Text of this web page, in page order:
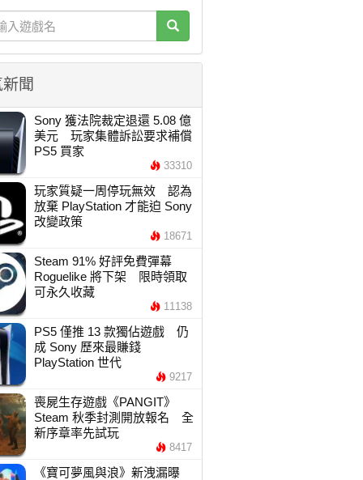
聞
Sony 獲法院裁定退還 5.08 億
美元 玩家集體訴訟要求補償
PS5 買家
33310
玩家質疑一周停玩無效 認為
放棄 PlayStation 才能迫 Sony
改變政策
18671
Steam 91% 好評免費彈幕
Roguelike 將下架 限時領取
可永久收藏
11138
PS5 僅推 13 款獨佔遊戲 仍
成 Sony 歷來最賺錢
PlayStation 世代
9217
喪屍生存遊戲《PANGIT》
Steam 秋季封測開放報名 全
新序章率先試玩
8417
《寶可夢風與浪》新洩漏曝